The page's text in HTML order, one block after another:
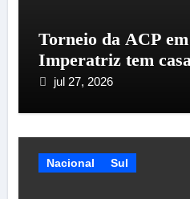
Torneio da ACP
Imperatriz tem
jul 27, 2026
Nacional Sul